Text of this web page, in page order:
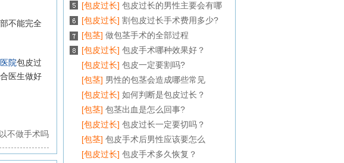
不能完全
院包皮过
医生做好
不做手术吗
[包皮过长] 包皮过长的男性主要会有哪
[包皮过长] 割包皮过长手术费用多少?
[包茎] 做包茎手术的全部过程
[包皮过长] 包皮手术哪种效果好？
[包皮过长] 包皮一定要割吗?
[包茎] 男性的包茎会造成哪些常见
[包皮过长] 如何判断是包皮过长？
[包茎] 包茎出血是怎么回事?
[包皮过长] 包皮过长一定要切吗？
[包茎] 包皮手术后男性应该要怎么
[包皮过长] 包皮手术多久恢复？